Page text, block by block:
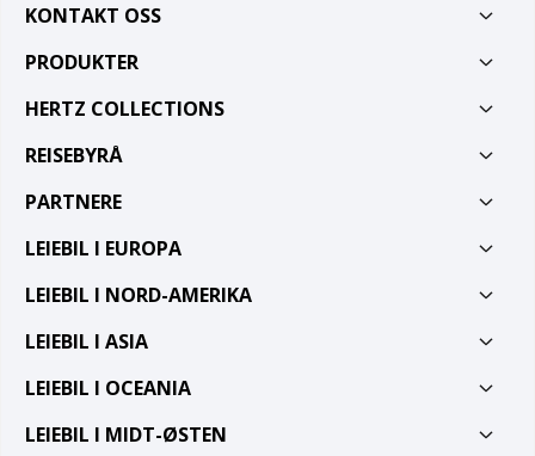
KONTAKT OSS
PRODUKTER
HERTZ COLLECTIONS
REISEBYRÅ
PARTNERE
LEIEBIL I EUROPA
LEIEBIL I NORD-AMERIKA
LEIEBIL I ASIA
LEIEBIL I OCEANIA
LEIEBIL I MIDT-ØSTEN